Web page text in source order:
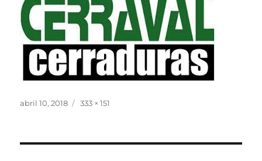
Publicado
abril 10, 2018
Tamaño
333 × 151